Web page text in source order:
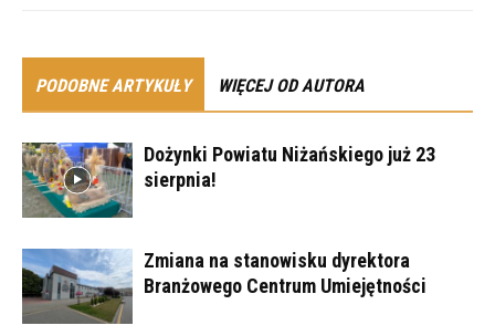
PODOBNE ARTYKUŁY WIĘCEJ OD AUTORA
Dożynki Powiatu Niżańskiego już 23
sierpnia!
Zmiana na stanowisku dyrektora
Branżowego Centrum Umiejętności